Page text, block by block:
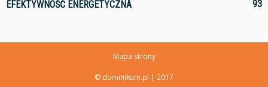
EFEKTYWNOŚĆ ENERGETYCZNA
93
Mapa strony
© dominikum.pl | 2017